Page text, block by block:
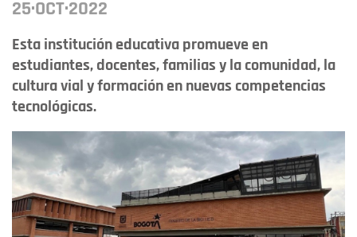
25·OCT·2022
Esta institución educativa promueve en
estudiantes, docentes, familias y la comunidad, la
cultura vial y formación en nuevas competencias
tecnológicas.